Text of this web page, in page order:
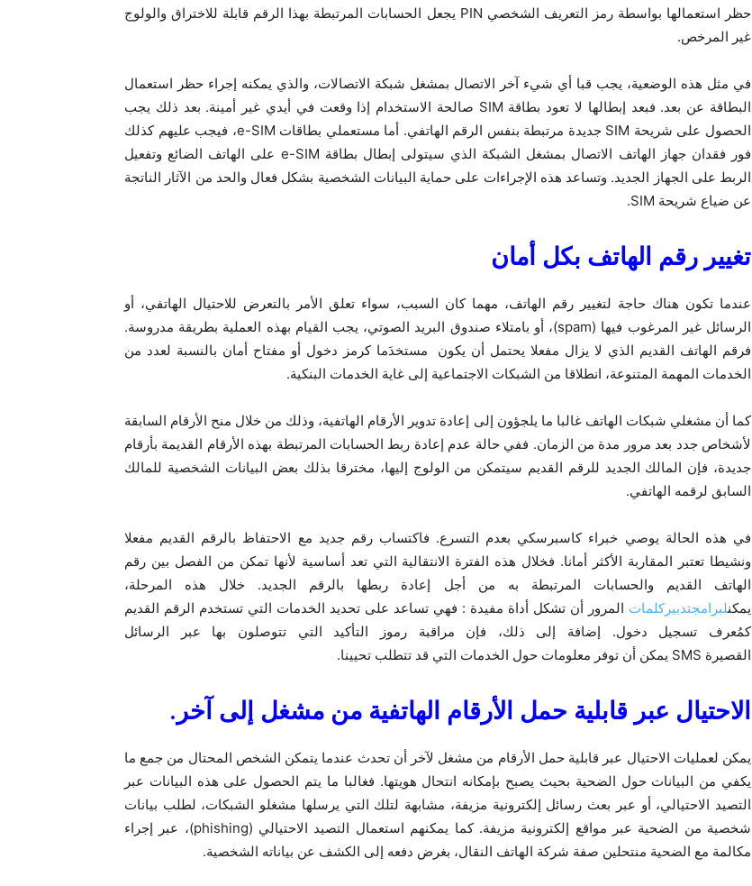
حظر استعمالها بواسطة رمز التعريف الشخصي PIN يجعل الحسابات المرتبطة بهذا الرقم قابلة للاختراق والولوج
غير المرخص.
في مثل هذه الوضعية، يجب قبا أي شيء آخر الاتصال بمشغل شبكة الاتصالات، والذي يمكنه إجراء حظر استعمال
البطاقة عن بعد. فبعد إبطالها لا تعود بطاقة SIM صالحة الاستخدام إذا وقعت في أيدي غير أمينة. بعد ذلك يجب
الحصول على شريحة SIM جديدة مرتبطة بنفس الرقم الهاتفي. أما مستعملي بطاقات e-SIM، فيجب عليهم كذلك
فور فقدان جهاز الهاتف الاتصال بمشغل الشبكة الذي سيتولى إبطال بطاقة e-SIM على الهاتف الضائع وتفعيل
الربط على الجهاز الجديد. وتساعد هذه الإجراءات على حماية البيانات الشخصية بشكل فعال والحد من الآثار الناتجة
عن ضياع شريحة SIM
.
تغيير رقم الهاتف بكل أمان
عندما تكون هناك حاجة لتغيير رقم الهاتف، مهما كان السبب، سواء تعلق الأمر بالتعرض للاحتيال الهاتفي، أو
الرسائل غير المرغوب فيها (spam)، أو بامتلاء صندوق البريد الصوتي، يجب القيام بهذه العملية بطريقة مدروسة.
فرقم الهاتف القديم الذي لا يزال مفعلا يحتمل أن يكون مستخدَما كرمز دخول أو مفتاح أمان بالنسبة لعدد من
الخدمات المهمة المتنوعة، انطلاقا من الشبكات الاجتماعية إلى غاية الخدمات البنكية.
كما أن مشغلي شبكات الهاتف غالبا ما يلجؤون إلى إعادة تدوير الأرقام الهاتفية، وذلك من خلال منح الأرقام السابقة
لأشخاص جدد بعد مرور مدة من الزمان. ففي حالة عدم إعادة ربط الحسابات المرتبطة بهذه الأرقام القديمة بأرقام
جديدة، فإن المالك الجديد للرقم القديم سيتمكن من الولوج إليها، مخترقا بذلك بعض البيانات الشخصية للمالك
السابق لرقمه الهاتفي.
في هذه الحالة يوصي خبراء كاسبرسكي بعدم التسرع. فاكتساب رقم جديد مع الاحتفاظ بالرقم القديم مفعلا
ونشيطا تعتبر المقاربة الأكثر أمانا. فخلال هذه الفترة الانتقالية التي تعد أساسية لأنها تمكن من الفصل بين رقم
الهاتف القديم والحسابات المرتبطة به من أجل إعادة ربطها بالرقم الجديد. خلال هذه المرحلة،
يمكنلبرامجتدبيركلمات المرور أن تشكل أداة مفيدة : فهي تساعد على تحديد الخدمات التي تستخدم الرقم القديم
كمُعرف تسجيل دخول. إضافة إلى ذلك، فإن مراقبة رموز التأكيد التي تتوصلون بها عبر الرسائل
القصيرة SMS يمكن أن توفر معلومات حول الخدمات التي قد تتطلب تحيينا.
الاحتيال عبر قابلية حمل الأرقام الهاتفية من مشغل إلى آخر.
يمكن لعمليات الاحتيال عبر قابلية حمل الأرقام من مشغل لآخر أن تحدث عندما يتمكن الشخص المحتال من جمع ما
يكفي من البيانات حول الضحية بحيث يصبح بإمكانه انتحال هويتها. فغالبا ما يتم الحصول على هذه البيانات عبر
التصيد الاحتيالي، أو عبر بعث رسائل إلكترونية مزيفة، مشابهة لتلك التي يرسلها مشغلو الشبكات، لطلب بيانات
شخصية من الضحية عبر مواقع إلكترونية مزيفة. كما يمكنهم استعمال التصيد الاحتيالي (phishing)، عبر إجراء
مكالمة مع الضحية منتحلين صفة شركة الهاتف النقال، بغرض دفعه إلى الكشف عن بياناته الشخصية.